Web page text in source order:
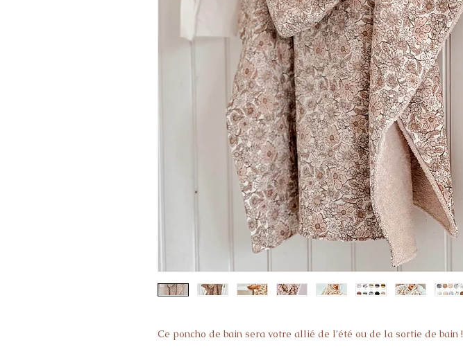
Ce poncho de bain sera votre allié de l’été ou de la sortie de bain !